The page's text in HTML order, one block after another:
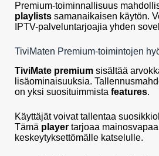
Premium-toiminnallisuus
playlists samanaikaisen käytön.
IPTV-palveluntarjoajia yhden
TiviMaten Premium-toimintojen
TiviMate premium sisältää
lisäominaisuuksia.
on yksi suosituimmista features.
Käyttäjät voivat tallentaa
Tämä player tarjoaa
keskeytyksettömälle katselulle.